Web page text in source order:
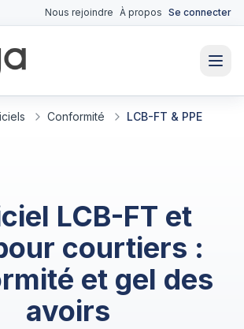
Nous rejoindre À propos Se connecter
Conformité LCB-FT & PPE
LCB-FT et
courtiers :
et gel des
avoirs